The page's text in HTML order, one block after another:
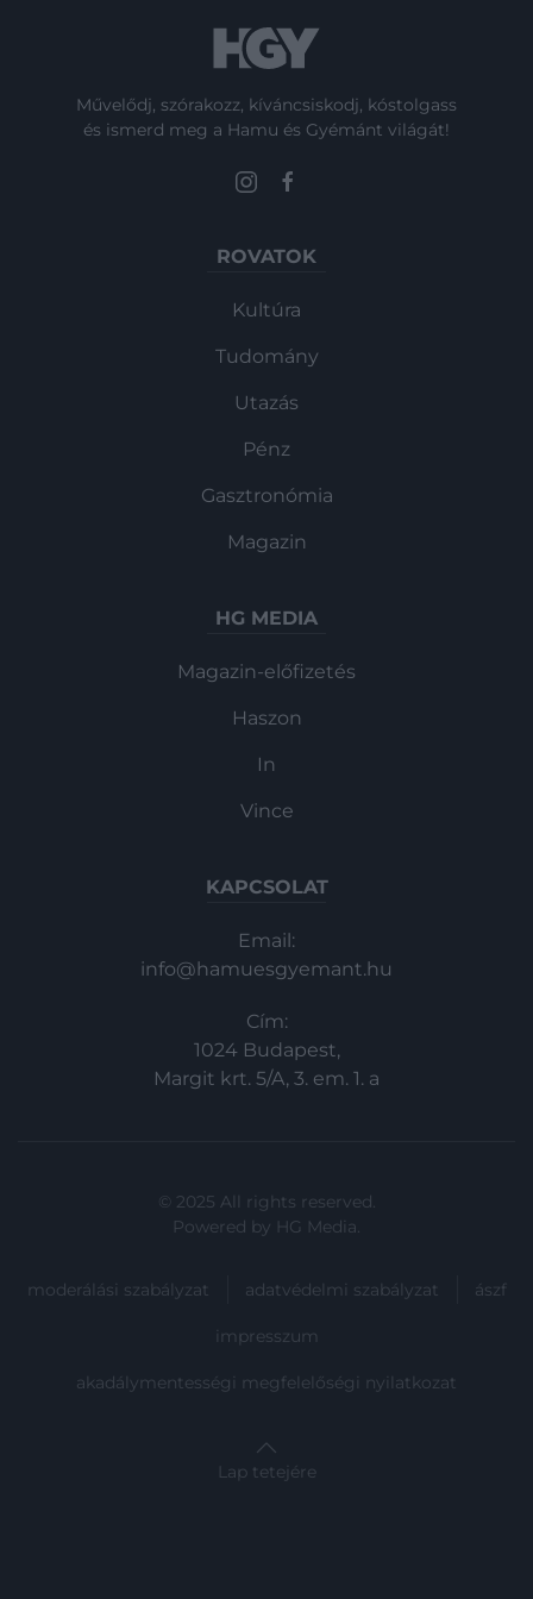
Művelődj, szórakozz, kíváncsiskodj, kóstolgass
és ismerd meg a Hamu és Gyémánt világát!
ROVATOK
Kultúra
Tudomány
Utazás
Pénz
Gasztronómia
Magazin
HG MEDIA
Magazin-előfizetés
Haszon
In
Vince
KAPCSOLAT
Email:
info@hamuesgyemant.hu
Cím:
1024 Budapest,
Margit krt. 5/A, 3. em. 1. a
© 2025 All rights reserved.
Powered by HG Media.
moderálási szabályzat adatvédelmi szabályzat ászf
impresszum
akadálymentességi megfelelőségi nyilatkozat
Lap tetejére